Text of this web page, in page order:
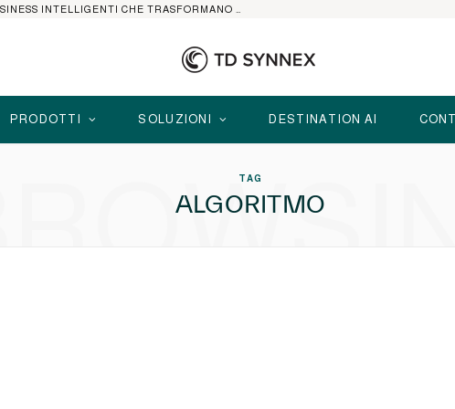
PRODOTTI SOLUZIONI DESTINATION AI
TAG
ALGORITMO